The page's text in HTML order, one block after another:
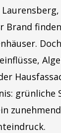
Brand
grünliche
zunehmend